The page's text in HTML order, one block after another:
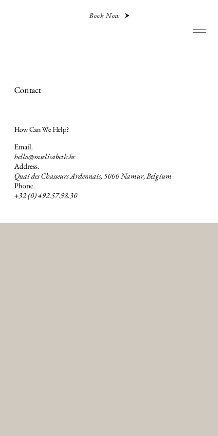
Book Now
Contact
How Can We Help?
Email.
hello@mselisabeth.be
Address.
Quai des Chasseurs Ardennais, 5000 Namur, Belgium
Phone.
+32 (0) 492.57.98.30